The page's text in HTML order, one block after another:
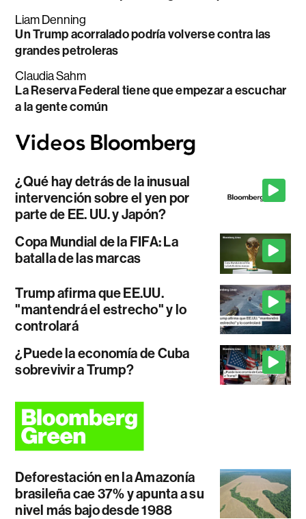
Liam Denning
Un Trump acorralado podría volverse contra las
grandes petroleras
Claudia Sahm
La Reserva Federal tiene que empezar a escuchar
a la gente común
¿Qué hay detrás de la inusual
intervención sobre el yen por
parte de EE. UU. y Japón?
Copa Mundial de la FIFA: La
batalla de las marcas
Trump afirma que EE.UU.
"mantendrá el estrecho" y lo
controlará
¿Puede la economía de Cuba
sobrevivir a Trump?
Deforestación en la Amazonía
brasileña cae 37% y apunta a su
nivel más bajo desde 1988